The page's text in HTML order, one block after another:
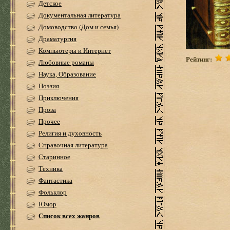
Детское
Документальная литература
Домоводство (Дом и семья)
Драматургия
Компьютеры и Интернет
Любовные романы
Наука, Образование
Поэзия
Приключения
Проза
Прочее
Религия и духовность
Справочная литература
Старинное
Техника
Фантастика
Фольклор
Юмор
Список всех жанров
Рейтинг: